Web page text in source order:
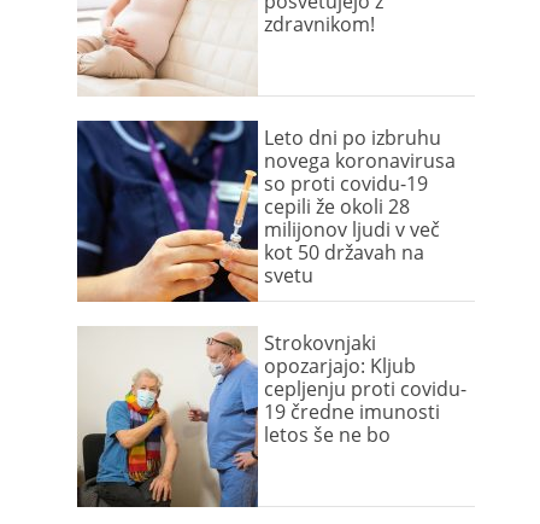
zdravnikom!
Leto dni po izbruhu
novega koronavirusa
so proti covidu-19
cepili že okoli 28
milijonov ljudi v več
kot 50 državah na
svetu
Strokovnjaki
opozarjajo: Kljub
cepljenju proti covidu-
19 čredne imunosti
letos še ne bo